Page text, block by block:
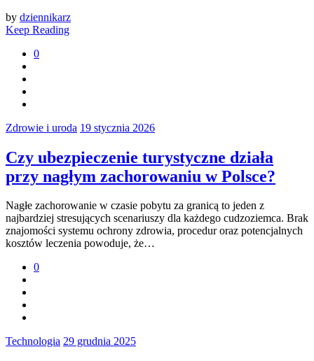
by dziennikarz
Keep Reading
0
Zdrowie i uroda 19 stycznia 2026
Czy ubezpieczenie turystyczne działa
przy nagłym zachorowaniu w Polsce?
Nagłe zachorowanie w czasie pobytu za granicą to jeden z
najbardziej stresujących scenariuszy dla każdego cudzoziemca. Brak
znajomości systemu ochrony zdrowia, procedur oraz potencjalnych
kosztów leczenia powoduje, że…
0
Technologia 29 grudnia 2025